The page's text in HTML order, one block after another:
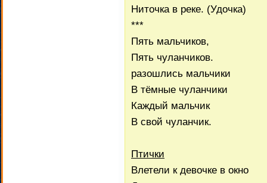
Ниточка в реке. (Удочка)
***
Пять мальчиков,
Пять чуланчиков.
разошлись мальчики
В тёмные чуланчики
Каждый мальчик
В свой чуланчик.
Птички
Влетели к девочке в окно